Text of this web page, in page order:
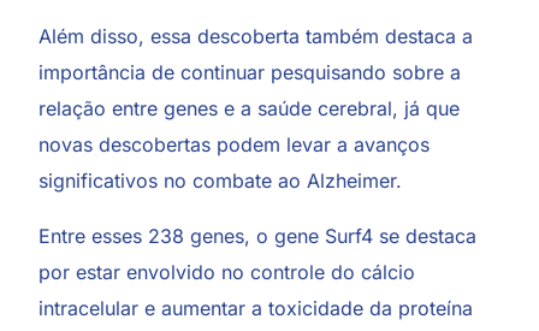
Além disso, essa descoberta também destaca a
importância de continuar pesquisando sobre a
relação entre genes e a saúde cerebral, já que
novas descobertas podem levar a avanços
significativos no combate ao Alzheimer.
Entre esses 238 genes, o gene Surf4 se destaca
por estar envolvido no controle do cálcio
intracelular e aumentar a toxicidade da proteína